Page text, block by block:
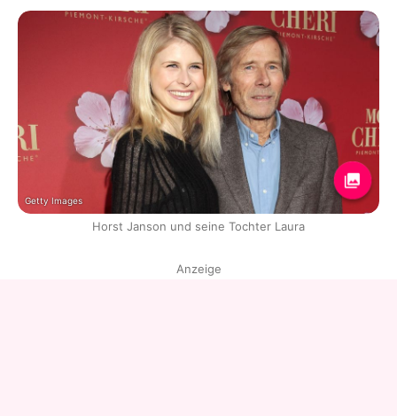
Getty Images
Horst Janson und seine Tochter Laura
Anzeige